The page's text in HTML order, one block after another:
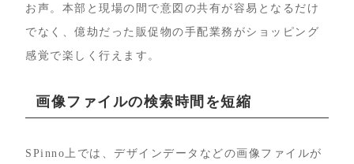
お声。本部と現場の間で意図の共有が容易となるだけ
でなく、億劫だった販促物の手配業務がショッピング
感覚で楽しく行えます。
画像ファイルの検索時間を短縮
SPinno上では、デザインデータなどの画像ファイルが